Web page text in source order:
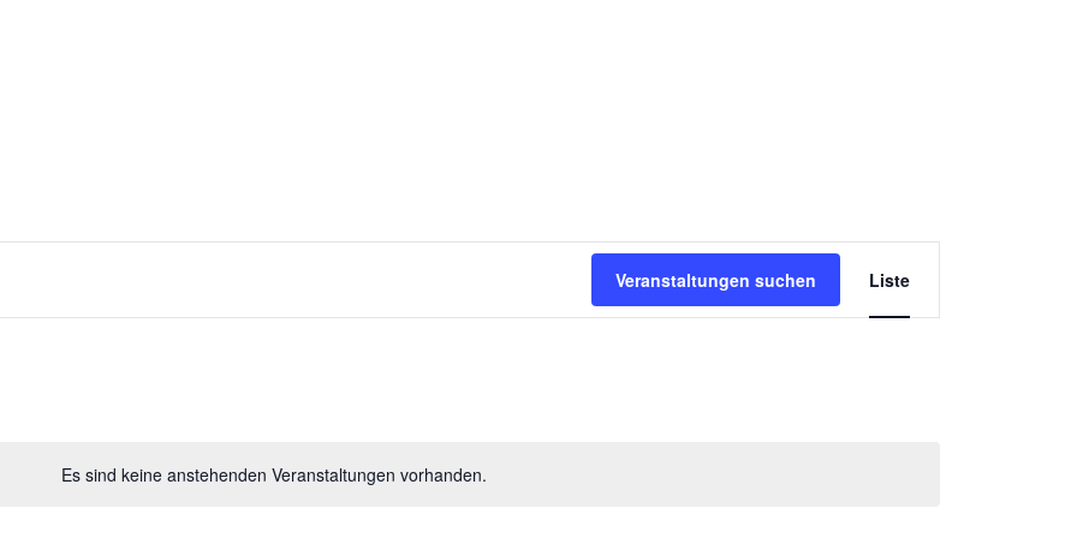
Es sind keine anstehenden Veranstaltungen vorhanden.
Veranstaltungen suchen
Ansichten-
Navigation
Liste